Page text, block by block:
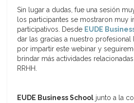
Sin lugar a dudas, fue una sesión
los participantes se mostraron muy
participativos. Desde EUDE
dar las gracias a nuestro
por impartir este webinar y
brindar más actividades
RRHH.
EUDE Business School junto a la